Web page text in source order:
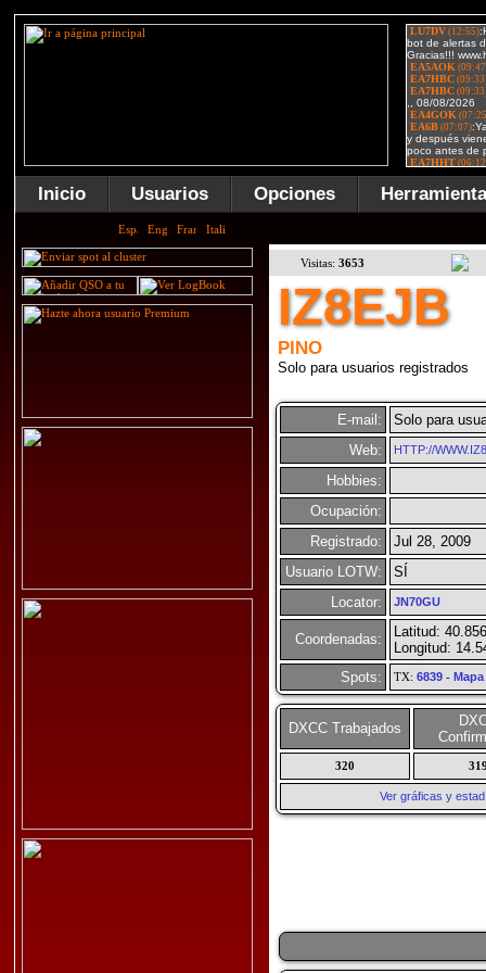
Inicio Usuarios Opciones
Visitas: 3653
IZ8EJB
PINO
Solo para usuarios registrados
E-mail:
Solo para
Web:
HTTP://
Hobbies:
Ocupación:
Registrado:
Jul 28, 2009
Usuario LOTW:
SÍ
Locator:
JN70GU
Coordenadas:
Latitud:
Longitud:
Spots:
TX: 6839- Mapa
DXCC Trabajados
320
Ver gráficas y